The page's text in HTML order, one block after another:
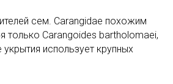
сем. Carangidae похожим
только Carangoides bartholomaei,
использует крупных